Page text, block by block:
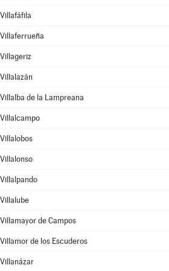
Villafáfila
Villaferrueña
Villageriz
Villalazán
Villalba de la Lampreana
Villalcampo
Villalobos
Villalonso
Villalpando
Villalube
Villamayor de Campos
Villamor de los Escuderos
Villanázar